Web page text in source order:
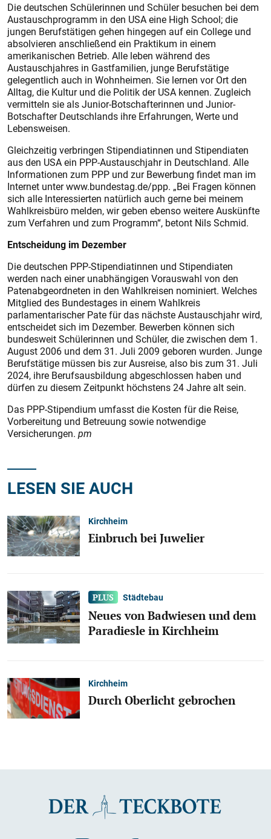
Die deutschen Schülerinnen und Schüler besuchen bei dem
Austauschprogramm in den USA eine High School; die
jungen Berufstätigen gehen hingegen auf ein College und
absolvieren anschließend ein Praktikum in einem
amerikanischen Betrieb. Alle leben während des
Austauschjahres in Gastfamilien, junge Berufstätige
gelegentlich auch in Wohnheimen. Sie lernen vor Ort den
Alltag, die Kultur und die Politik der USA kennen. Zugleich
vermitteln sie als Junior-Botschafterinnen und Junior-
Botschafter Deutschlands ihre Erfahrungen, Werte und
Lebensweisen.
Gleichzeitig verbringen Stipendiatinnen und Stipendiaten
aus den USA ein PPP-Austauschjahr in Deutschland. Alle
Informationen zum PPP und zur Bewerbung findet man im
Internet unter www.bundestag.de/ppp. „Bei Fragen können
sich alle Interessierten natürlich auch gerne bei meinem
Wahlkreisbüro melden, wir geben ebenso weitere Auskünfte
zum Verfahren und zum Programm“, betont Nils Schmid.
Entscheidung im Dezember
Die deutschen PPP-Stipendiatinnen und Stipendiaten
werden nach einer unabhängigen Vorauswahl von den
Patenabgeordneten in den Wahlkreisen nominiert. Welches
Mitglied des Bundestages in einem Wahlkreis
parlamentarischer Pate für das nächste Austauschjahr wird,
entscheidet sich im Dezember. Bewerben können sich
bundesweit Schülerinnen und Schüler, die zwischen dem 1.
August 2006 und dem 31. Juli 2009 geboren wurden. Junge
Berufstätige müssen bis zur Ausreise, also bis zum 31. Juli
2024, ihre Berufsausbildung abgeschlossen haben und
dürfen zu diesem Zeitpunkt höchstens 24 Jahre alt sein.
Das PPP-Stipendium umfasst die Kosten für die Reise,
Vorbereitung und Betreuung sowie notwendige
Versicherungen. pm
LESEN SIE AUCH
Kirchheim
Einbruch bei Juwelier
Städtebau
Neues von Badwiesen und dem
Paradiesle in Kirchheim
Kirchheim
Durch Oberlicht gebrochen